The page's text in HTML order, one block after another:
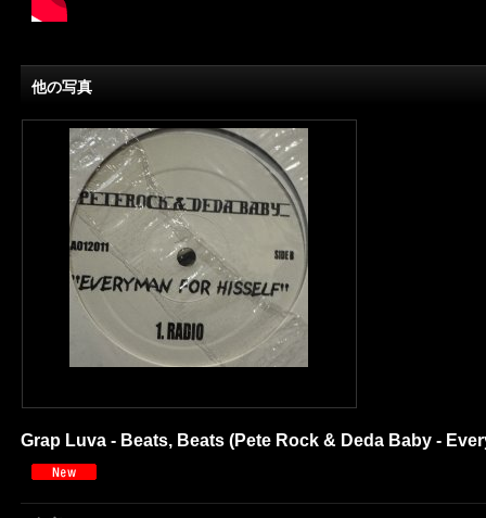
他の写真
Grap Luva - Beats, Beats (Pete Rock & Deda Baby -